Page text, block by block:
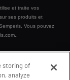
et traite vos
ses produits et
Vous pouvez
storing of
analyze